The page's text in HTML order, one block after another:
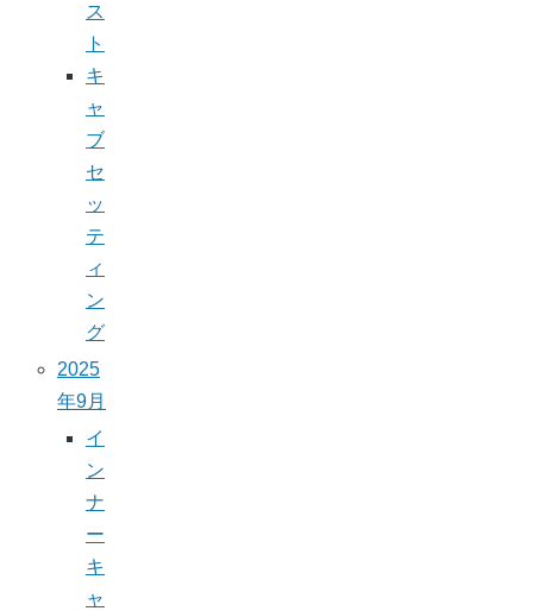
ス
ト
キ
ャ
ブ
セ
ッ
テ
ィ
ン
グ
2025
年9月
イ
ン
ナ
ー
キ
ャ